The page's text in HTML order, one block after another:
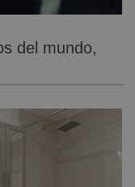
del mundo,